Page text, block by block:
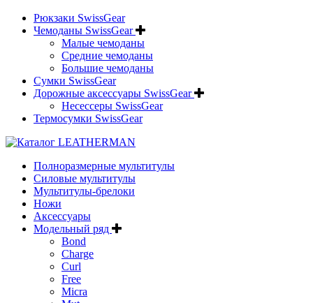
Рюкзаки SwissGear
Чемоданы SwissGear
Малые чемоданы
Средние чемоданы
Большие чемоданы
Сумки SwissGear
Дорожные аксессуары SwissGear
Несессеры SwissGear
Термосумки SwissGear
Полноразмерные мультитулы
Силовые мультитулы
Мультитулы-брелоки
Ножи
Аксессуары
Модельный ряд
Bond
Charge
Curl
Free
Micra